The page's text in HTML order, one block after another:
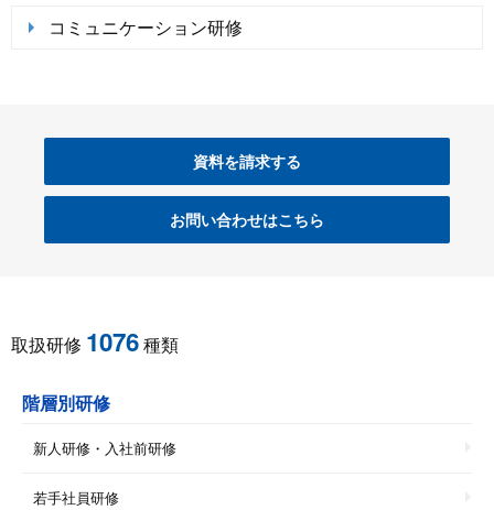
コミュニケーション研修
資料を請求する
お問い合わせはこちら
取扱研修 1076種類
階層別研修
新人研修・入社前研修
若手社員研修